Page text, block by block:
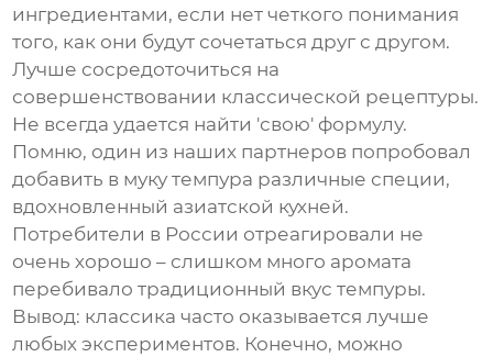
ингредиентами, если нет четкого понимания
того, как они будут сочетаться друг с другом.
Лучше сосредоточиться на
совершенствовании классической рецептуры.
Не всегда удается найти 'свою' формулу.
Помню, один из наших партнеров попробовал
добавить в муку темпура различные специи,
вдохновленный азиатской кухней.
Потребители в России отреагировали не
очень хорошо – слишком много аромата
перебивало традиционный вкус темпуры.
Вывод: классика часто оказывается лучше
любых экспериментов. Конечно, можно